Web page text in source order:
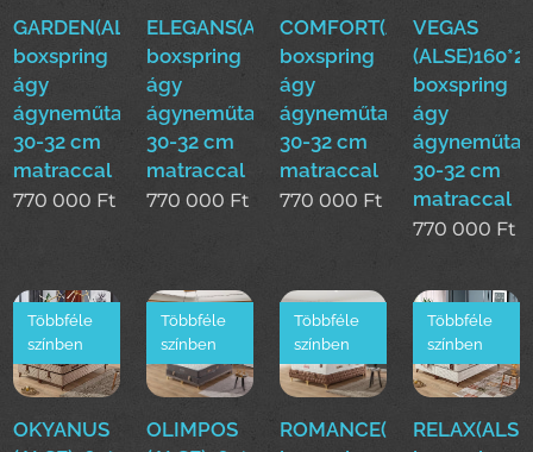
GARDEN(ALSE)160*200cm
boxspring
ágy
ágyneműtartóval
30-32 cm
matraccal
770 000 Ft
ELEGANS(ALSE)160*200cm
boxspring
ágy
ágyneműtartóval
30-32 cm
matraccal
770 000 Ft
boxspring
ágy
ágyneműtartóval
30-32 cm
matraccal
770 000 Ft
VEGAS
boxspring
ágy
30-32 cm
matraccal
770 000 Ft
OKYANUS
Többféle
színben
OLIMPOS
Többféle
színben
Többféle
színben
Többféle
színben